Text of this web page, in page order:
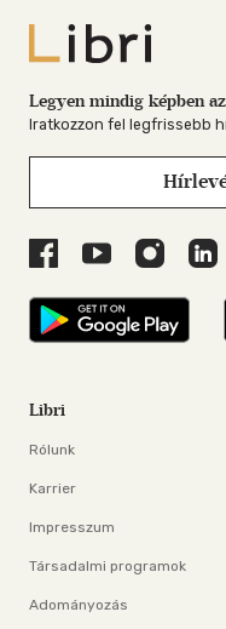
Libri
Legyen mindig képben
Iratkozzon fel legfrissebb
Libri a Facebookon
Libri aLibri
Libri
Rólunk
Karrier
Impresszum
Társadalmi programok
Adományozás